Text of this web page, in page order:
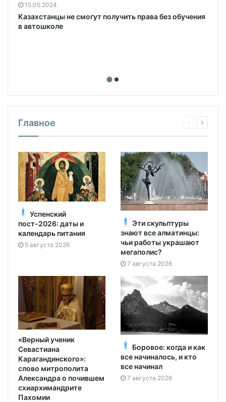
15.05.2024
Казахстанцы не смогут получить права без обучения
в автошколе
Главное
Успенский
пост-2026: даты и
календарь питания
5 августа 2026
Эти скульптуры
знают все алматинцы:
чьи работы украшают
мегаполис?
7 августа 2026
«Верный ученик
Севастиана
Карагандинского»:
слово митрополита
Александра о почившем
схиархимандрите
Пахомии
Боровое: когда и как
все начиналось, и кто
все начинал
7 августа 2026